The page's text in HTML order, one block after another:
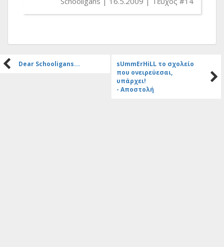
Dear Schooligans...
sUmmErHiLL το σχολείο
που ονειρεύεσαι,
υπάρχει!
- Αποστολή